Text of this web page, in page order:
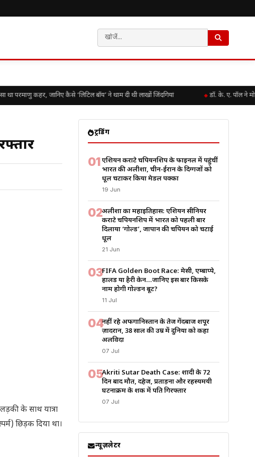
परमाणु कहर, जानिए कैसे ‘लिटिल बॉय’ ने थाम दी थी लाखों जिंदगियां डॉ. के. ए. पॉल ने
के साथ यात्रा
छिड़क दिया था।
ट्रेंडिंग
01एशियन कराटे चैंपियनशिप के फाइनल में पहुंचीं
भारत की अलीशा, चीन-ईरान के दिग्गजों को
धूल चटाकर किया मेडल पक्का
19 Jun
02अलीशा का महाइतिहास: एशियन सीनियर
कराटे चैंपियनशिप में भारत को पहली बार
दिलाया ‘गोल्ड’, जापान की चैंपियन को चटाई
धूल
21 Jun
03FIFA Golden Boot Race: मेसी, एम्बाप्पे,
हालैंड या हैरी केन…जानिए इस बार किसके
नाम होगी गोल्डन बूट?
11 Jul
04नहीं रहे अफगानिस्तान के तेज गेंदबाज शपूर
ज़ादरान, 38 साल की उम्र में दुनिया को कहा
अलविदा
07 Jul
05Akriti Sutar Death Case: शादी के 72
दिन बाद मौत, दहेज, प्रताड़ना और रहस्यमयी
घटनाक्रम के शक में पति गिरफ्तार
07 Jul
न्यूज़लेटर